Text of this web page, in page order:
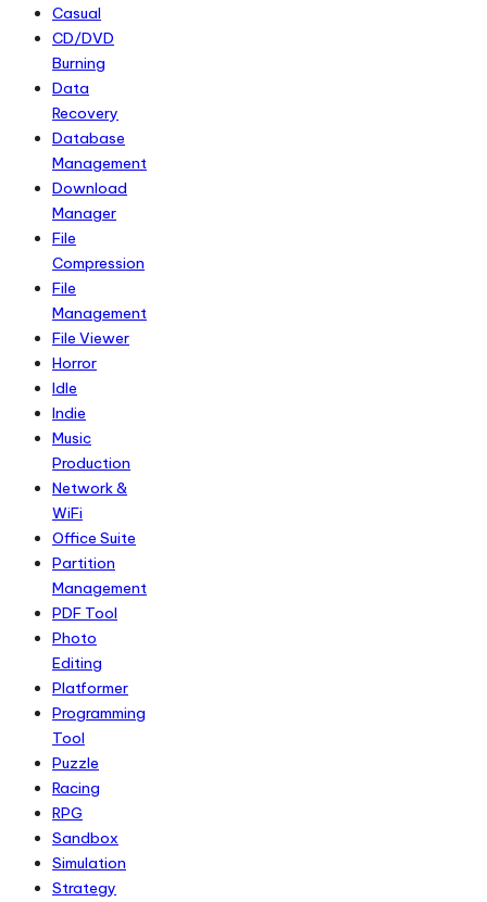
Casual
CD/DVD
Burning
Data
Recovery
Database
Management
Download
Manager
File
Compression
File
Management
File Viewer
Horror
Idle
Indie
Music
Production
Network &
WiFi
Office Suite
Partition
Management
PDF Tool
Photo
Editing
Platformer
Programming
Tool
Puzzle
Racing
RPG
Sandbox
Simulation
Strategy